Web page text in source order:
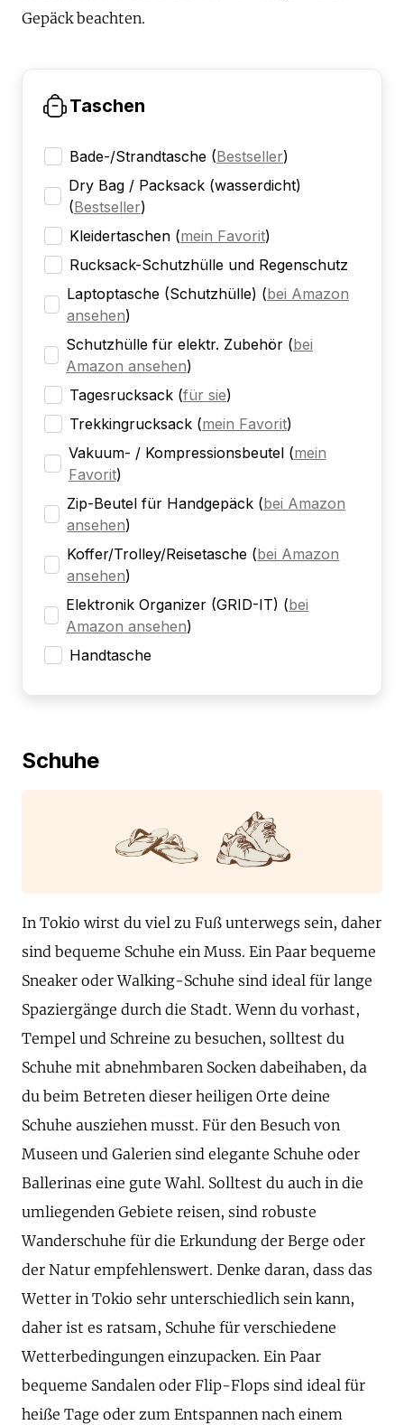
Gepäck beachten.
Taschen
Bade-/Strandtasche (Bestseller)
Dry Bag / Packsack (wasserdicht)
(Bestseller)
Kleidertaschen (mein Favorit)
Rucksack-Schutzhülle und Regenschutz
Laptoptasche (Schutzhülle) (bei Amazon
ansehen)
Schutzhülle für elektr. Zubehör (bei
Amazon ansehen)
Tagesrucksack (für sie)
Trekkingrucksack (mein Favorit)
Vakuum- / Kompressionsbeutel (mein
Favorit)
Zip-Beutel für Handgepäck (bei Amazon
ansehen)
Koffer/Trolley/Reisetasche (bei Amazon
ansehen)
Elektronik Organizer (GRID-IT) (bei
Amazon ansehen)
Handtasche
Schuhe
In Tokio wirst du viel zu Fuß unterwegs sein, daher
sind bequeme Schuhe ein Muss. Ein Paar bequeme
Sneaker oder Walking-Schuhe sind ideal für lange
Spaziergänge durch die Stadt. Wenn du vorhast,
Tempel und Schreine zu besuchen, solltest du
Schuhe mit abnehmbaren Socken dabeihaben, da
du beim Betreten dieser heiligen Orte deine
Schuhe ausziehen musst. Für den Besuch von
Museen und Galerien sind elegante Schuhe oder
Ballerinas eine gute Wahl. Solltest du auch in die
umliegenden Gebiete reisen, sind robuste
Wanderschuhe für die Erkundung der Berge oder
der Natur empfehlenswert. Denke daran, dass das
Wetter in Tokio sehr unterschiedlich sein kann,
daher ist es ratsam, Schuhe für verschiedene
Wetterbedingungen einzupacken. Ein Paar
bequeme Sandalen oder Flip-Flops sind ideal für
heiße Tage oder zum Entspannen nach einem